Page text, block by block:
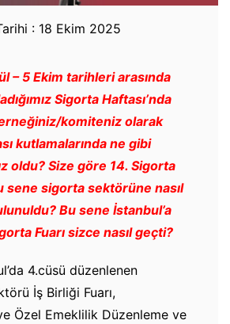
: 18 Ekim 2025
– 5 Ekim tarihleri arasında
Sigorta Haftası’nda
komiteniz olarak
kutlamalarında ne gibi
oldu? Size göre 14. Sigorta
sene sigorta sektörüne nasıl
Bu sene İstanbul’a
Fuarı sizce nasıl geçti?
4.cüsü düzenlenen
İş Birliği Fuarı,
Özel Emeklilik Düzenleme ve